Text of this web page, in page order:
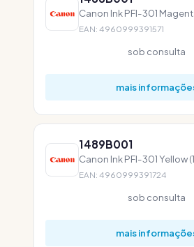
Canon Ink PFI-301
EAN: 4960999391571
sob consulta
mais
1489B001
Canon Ink PFI-301 Yellow
EAN: 4960999391724
sob consulta
mais